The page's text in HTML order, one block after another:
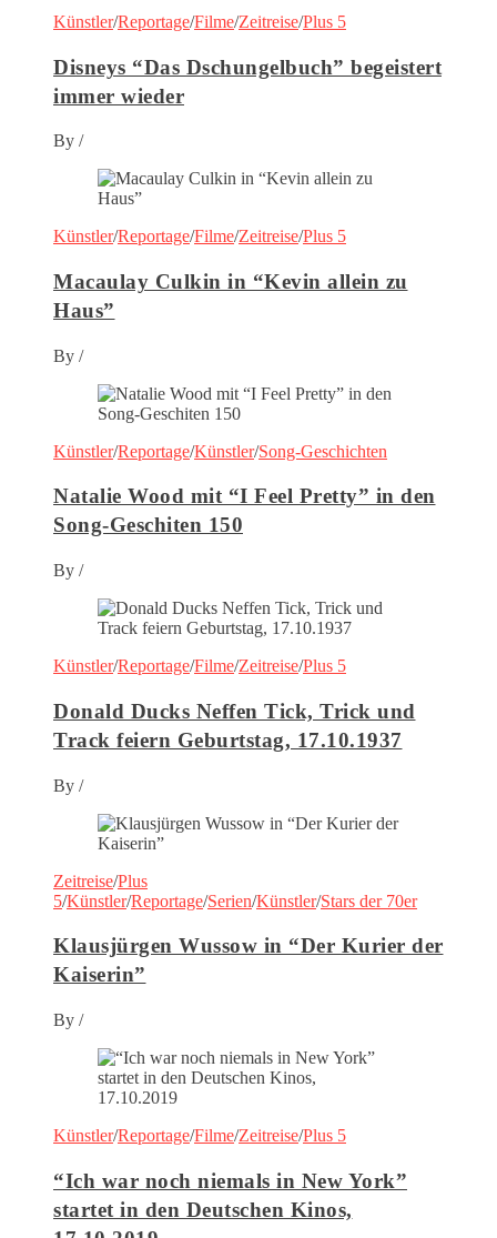
Künstler/Reportage/Filme/Zeitreise/Plus 5
Disneys “Das Dschungelbuch” begeistert
immer wieder
By /
Künstler/Reportage/Filme/Zeitreise/Plus 5
Macaulay Culkin in “Kevin allein zu
Haus”
By /
Künstler/Reportage/Künstler/Song-Geschichten
Natalie Wood mit “I Feel Pretty” in den
Song-Geschiten 150
By /
Künstler/Reportage/Filme/Zeitreise/Plus 5
Donald Ducks Neffen Tick, Trick und
Track feiern Geburtstag, 17.10.1937
By /
Zeitreise/Plus
5/Künstler/Reportage/Serien/Künstler/Stars der 70er
Klausjürgen Wussow in “Der Kurier der
Kaiserin”
By /
Künstler/Reportage/Filme/Zeitreise/Plus 5
“Ich war noch niemals in New York”
startet in den Deutschen Kinos,